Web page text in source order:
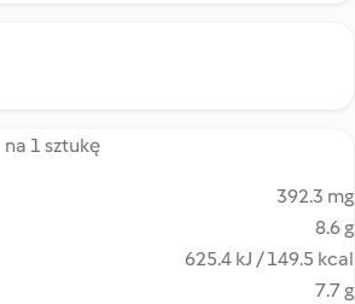
na 1 sztukę
392.3 mg
8.6 g
625.4 kJ / 149.5 kcal
7.7 g